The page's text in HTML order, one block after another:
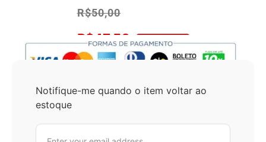
R$50,00
R$47,50 No Pix 5% OFF
Notifique-me quando o item voltar ao
estoque